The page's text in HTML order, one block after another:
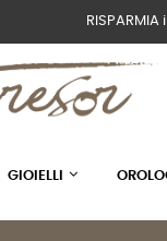
GIOIELLI